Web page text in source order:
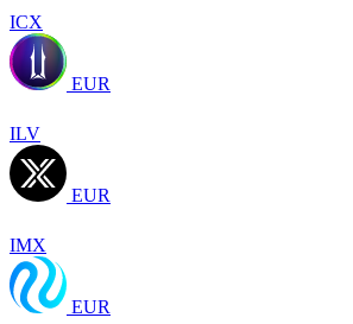
ICX
EUR
ILV
EUR
IMX
EUR